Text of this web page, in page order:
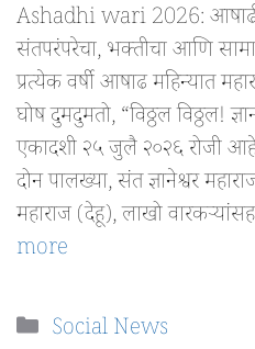
Ashadhi wari 2026: आषाढी
संतपरंपरेचा, भक्तीचा आणि
प्रत्येक वर्षी आषाढ महिन्यात
घोष दुमदुमतो, “विठ्ठल विठ्ठल!
एकादशी २५ जुलै २०२६ रोजी
दोन पालख्या, संत ज्ञानेश्वर
महाराज (देहू), लाखो
more
Categories
Social News